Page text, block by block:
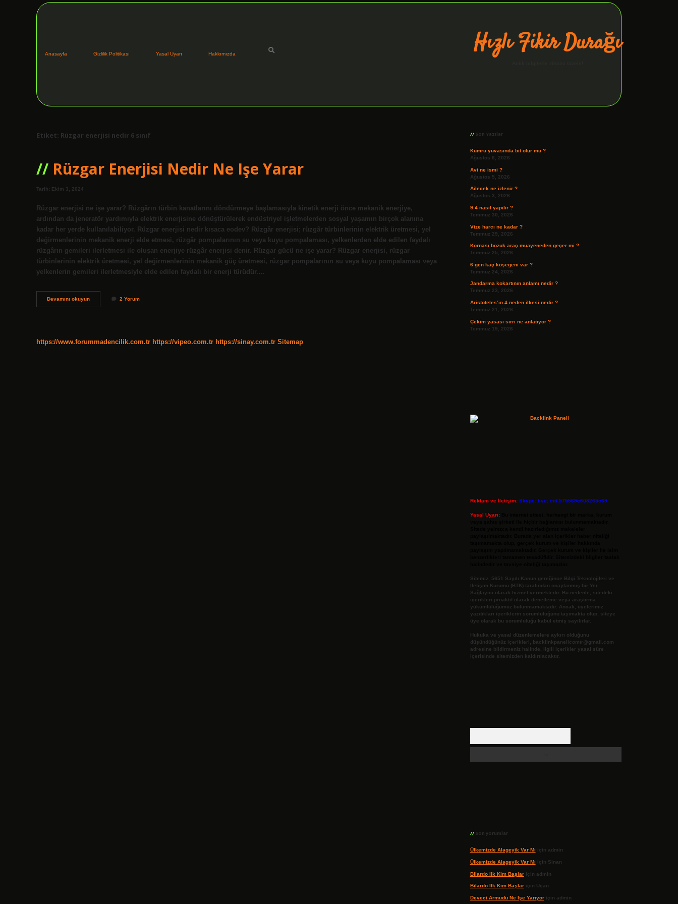
Anasayfa Gizlilik Politikası Yasal Uyarı Hakkımızda Hızlı Fikir Durağı
Etiket: Rüzgar enerjisi nedir 6 sınıf
Rüzgar Enerjisi Nedir Ne Işe Yarar
Tarih: Ekim 3, 2024
Rüzgar enerjisi ne işe yarar? Rüzgârın türbin kanatlarını döndürmeye başlamasıyla kinetik enerji önce mekanik enerjiye,
ardından da jeneratör yardımıyla elektrik enerjisine dönüştürülerek endüstriyel işletmelerden sosyal yaşamın birçok alanına
kadar her yerde kullanılabiliyor. Rüzgar enerjisi nedir kısaca eodev? Rüzgâr enerjisi; rüzgâr türbinlerinin elektrik üretmesi, yel
değirmenlerinin mekanik enerji elde etmesi, rüzgâr pompalarının su veya kuyu pompalaması, yelkenlerden elde edilen faydalı
rüzgârın gemileri ilerletmesi ile oluşan enerjiye rüzgâr enerjisi denir. Rüzgar gücü ne işe yarar? Rüzgar enerjisi, rüzgar
türbinlerinin elektrik üretmesi, yel değirmenlerinin mekanik güç üretmesi, rüzgar pompalarının su veya kuyu pompalaması veya
yelkenlerin gemileri ilerletmesiyle elde edilen faydalı bir enerji türüdür.…
Devamını okuyunRüzgar
Enerjisi
2 Yorum
https://www.forummadencilik.com.tr https://vipeo.com.tr https://sinay.com.tr Sitemap
Son Yazılar
Kumru yuvasında bit olur mu ?
Ağustos 6, 2026
Avi ne ismi ?
Ağustos 5, 2026
Ailecek ne izlenir ?
Ağustos 3, 2026
9 4 nasıl yapılır ?
Temmuz 30, 2026
Vize harcı ne kadar ?
Temmuz 29, 2026
Kornası bozuk araç muayeneden geçer mi ?
Temmuz 25, 2026
6 gen kaç köşegeni var ?
Temmuz 24, 2026
Jandarma kokartının anlamı nedir ?
Temmuz 23, 2026
Aristoteles’in 4 neden ilkesi nedir ?
Temmuz 21, 2026
Çekim yasası sırrı ne anlatıyor ?
Temmuz 19, 2026
Reklam ve İletişim: Skype: live:.cid.575569c608265c69
Yasal Uyarı:
Sitemiz, 5651 Sayılı Kanun gereğince Bilgi Teknolojileri ve
İletişim Kurumu (BTK) tarafından onaylanmış bir Yer
Sağlayıcı olarak hizmet vermektedir. Bu nedenle, sitedeki
içerikleri proaktif olarak denetleme veya araştırma
yükümlülüğümüz bulunmamaktadır. Ancak, üyelerimiz
yazdıkları içeriklerin sorumluluğunu taşımakta olup, siteye
üye olarak bu sorumluluğu kabul etmiş sayılırlar.
Hukuka ve yasal düzenlemelere aykırı olduğunu
düşündüğünüz içerikleri,
backlinkpanelicomtr@gmail.com
adresine bildirmeniz halinde, ilgili içerikler yasal süre
içerisinde sitemizden kaldırılacaktır.
Son yorumlar
Ülkemizde Alageyik Var Mı için admin
Ülkemizde Alageyik Var Mı için Sinan
Bilardo Ilk Kim Başlariçin admin
Bilardo Ilk Kim Başlariçin Uçan
Deveci Armudu Ne Işe Yarıyoriçin admin